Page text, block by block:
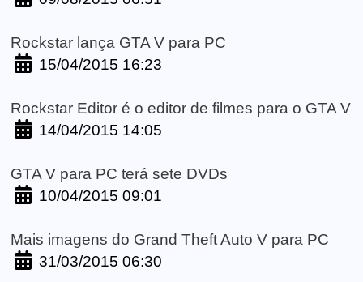
Rockstar lança GTA V para PC
15/04/2015 16:23
Rockstar Editor é o editor de filmes para o GTA V
14/04/2015 14:05
GTA V para PC terá sete DVDs
10/04/2015 09:01
Mais imagens do Grand Theft Auto V para PC
31/03/2015 06:30